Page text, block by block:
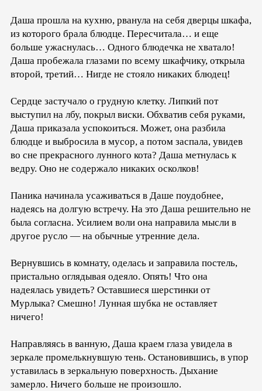
Даша прошла на кухню, рванула на себя дверцы шкафа,
из которого брала блюдце. Пересчитала… и еще
больше ужаснулась… Одного блюдечка не хватало!
Даша пробежала глазами по всему шкафчику, открыла
второй, третий… Нигде не стояло никаких блюдец!
Сердце застучало о грудную клетку. Липкий пот
выступил на лбу, покрыл виски. Обхватив себя руками,
Даша приказала успокоиться. Может, она разбила
блюдце и выбросила в мусор, а потом заспала, увидев
во сне прекрасного лунного кота? Даша метнулась к
ведру. Оно не содержало никаких осколков!
Паника начинала усаживаться в Даше поудобнее,
надеясь на долгую встречу. На это Даша решительно не
была согласна. Усилием воли она направила мысли в
другое русло — на обычные утренние дела.
Вернувшись в комнату, оделась и заправила постель,
пристально оглядывая одеяло. Опять! Что она
надеялась увидеть? Оставшиеся шерстинки от
Мурлыка? Смешно! Лунная шубка не оставляет
ничего!
Направляясь в ванную, Даша краем глаза увидела в
зеркале промелькнувшую тень. Остановившись, в упор
уставилась в зеркальную поверхность. Дыхание
замерло. Ничего больше не произошло.